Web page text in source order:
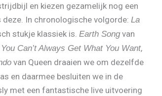
en kiezen gezamelijk nog een
In chronologische volgorde: La
stukje klassiek is. Earth Songvan
You Can’t Always Get What You Want,
van Queen draaien we om dezelfde
en daarmee besluiten we in de
met een fantastische live uitvoering